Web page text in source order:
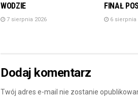
WODZIE
7 sierpnia 2026
FINAŁ
6 sierpnia
Dodaj komentarz
Twój adres e-mail nie zostanie